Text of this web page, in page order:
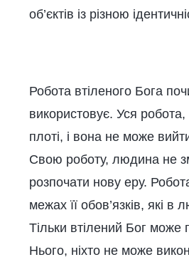
об’єктів із різною
Робота втіленого Бога
використовує. Уся
плоті, і вона не може
Свою роботу, людина не
розпочати нову еру.
межах її обов’язків, які
Тільки втілений Бог може
Нього, ніхто не може